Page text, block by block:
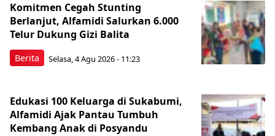
Berita
Komitmen Cegah Stunting
Berlanjut, Alfamidi Salurkan 6.000
Telur Dukung Gizi Balita
Selasa, 4 Agu 2026 - 11:23
Edukasi 100 Keluarga di Sukabumi,
Alfamidi Ajak Pantau Tumbuh
Kembang Anak di Posyandu